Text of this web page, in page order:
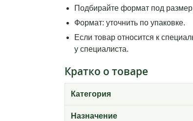
Подбирайте формат под
Формат: уточнить по упаковке.
Если товар относится к
у специалиста.
Кратко о товаре
Категория
Назначение